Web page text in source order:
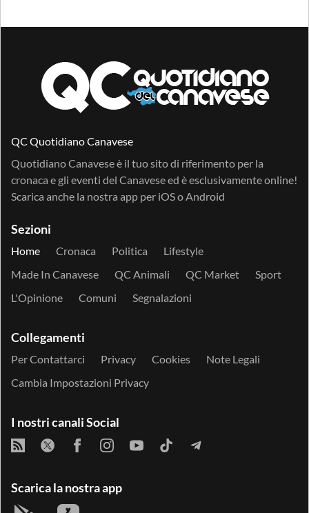
QC Quotidiano Canavese
Quotidiano Canavese è il tuo sito di riferimento per la
cronaca e gli eventi del Canavese ed è esclusivamente online!
Scarica anche la nostra app per iOSo Android
Sezioni
Home Cronaca Politica
Lifestyle
Made In Canavese
QC Animali QC Market
Sport
L'Opinione
Comuni Segnalazioni
Collegamenti
Per Contattarci Privacy Cookies
Note Legali
Cambia Impostazioni Privacy
I nostri canali Social
Scarica la nostra app